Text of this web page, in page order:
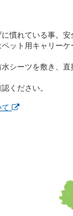
くは現金による支
受期間の延長はで
運転者が前3項に従
を拒絶するととも
とします。なお、
、又は運転免許証の
めたにもかかわらず
しの提出に同意し
と認められるとき。
慣れている事。安
ット用キャリー
シーツを敷き、直
ください。